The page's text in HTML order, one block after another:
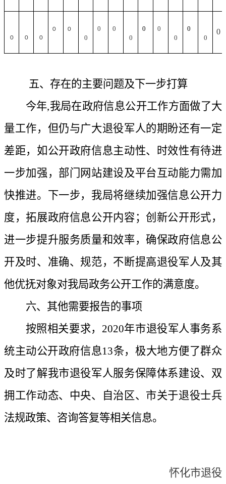
0 0 0
0 0
0
0
0
0
0
0
0
0
0
0
五、存在的主要问题及下一步打算
今年,我局在政府信息公开工作方面做了大
量工作，但仍与广大退役军人的期盼还有一定
差距，如公开政府信息主动性、时效性有待进
一步加强，部门网站建设及平台互动能力需加
快推进。下一步，我局将继续加强信息公开力
度，拓展政府信息公开内容；创新公开形式，
进一步提升服务质量和效率，确保政府信息公
开及时、准确、规范，不断提高退役军人及其
他优抚对象对我局政务公开工作的满意度。
六、 其他需要报告的事项
按照相关要求， 2020年市退役军人事务系
统主动公开政府信息13条，极大地方便了群众
及时了解我市退役军人服务保障体系建设、双
拥工作动态、中央、自治区、市关于退役士兵
法规政策、咨询答复等相关信息。
怀化市退役